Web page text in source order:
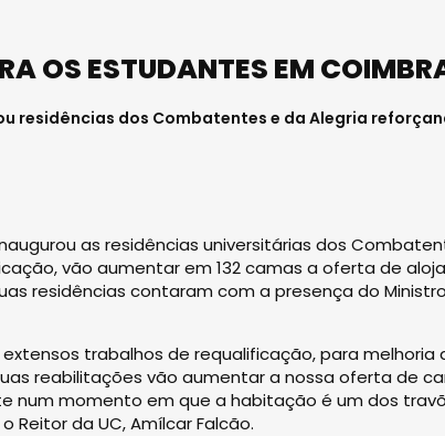
OS ESTUDANTES EM
residências dos Combatentes e da Alegria
as residências universitárias dos
vão aumentar em 132 camas a oferta de
residências contaram com a presença do
trabalhos de requalificação, para melhoria
reabilitações vão aumentar a nossa oferta de
num momento em que a habitação é um dos
Reitor da UC, Amílcar Falcão.